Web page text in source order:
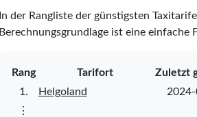
In der Rangliste der günstigsten
Berechnungsgrundlage ist eine
Rang Tarifort Zuletzt
1.
Helgoland
⋮